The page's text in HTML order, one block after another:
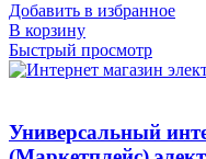
Добавить в избранное
В корзину
Быстрый просмотр
Универсальный